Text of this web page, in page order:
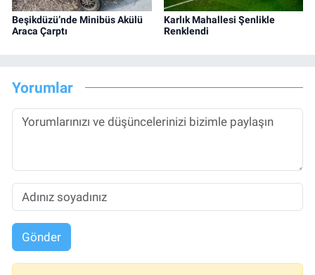
Beşikdüzü’nde Minibüs Akülü
Araca Çarptı
Karlık Mahallesi Şenlikle
Renklendi
Yorumlar
Gönder